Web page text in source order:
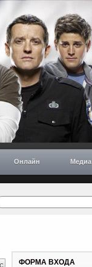
Онлайн Медиа
ФОРМА ВХОДА